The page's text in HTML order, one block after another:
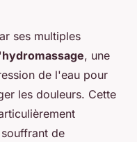
ses multiples
hydromassage, une
de l'eau pour
les douleurs. Cette
de